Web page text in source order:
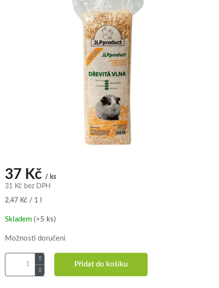
37 Kč / ks
31 Kč bez DPH
Měrná
2,47 Kč / 1 l
Skladem (>5 ks)
Možnosti doručení
Přidat do košíku